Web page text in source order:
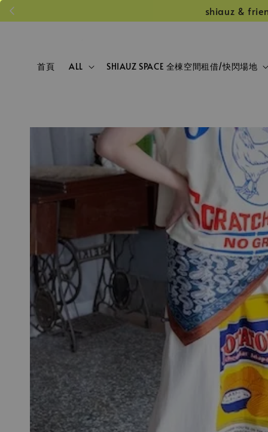
shiauz &
首頁 ALL SHIAUZ SPACE 全棟空間租借/快閃場地